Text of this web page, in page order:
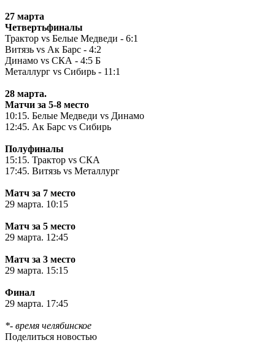
27 марта
Четвертьфиналы
Трактор vs Белые Медведи - 6:1
Витязь vs Ак Барс - 4:2
Динамо vs СКА - 4:5 Б
Металлург vs Сибирь - 11:1
28 марта.
Матчи за 5-8 место
10:15. Белые Медведи vs Динамо
12:45. Ак Барс vs Сибирь
Полуфиналы
15:15. Трактор vs СКА
17:45. Витязь vs Металлург
Матч за 7 место
29 марта. 10:15
Матч за 5 место
29 марта. 12:45
Матч за 3 место
29 марта. 15:15
Финал
29 марта. 17:45
*- время челябинское
Поделиться новостью